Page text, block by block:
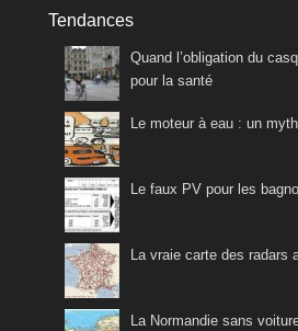
Tendances
Quand l’obligation du
pour la santé
Le moteur à eau : un
Le faux PV pour les
La vraie carte des radars
La Normandie sans